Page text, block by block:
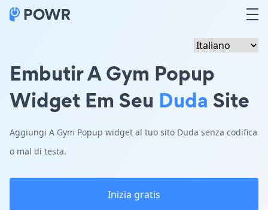
Embutir A Gym Popup
Widget Em Seu Duda Site
Aggiungi A Gym Popup widget al tuo sito Duda senza codifica
o mal di testa.
Inizia gratis